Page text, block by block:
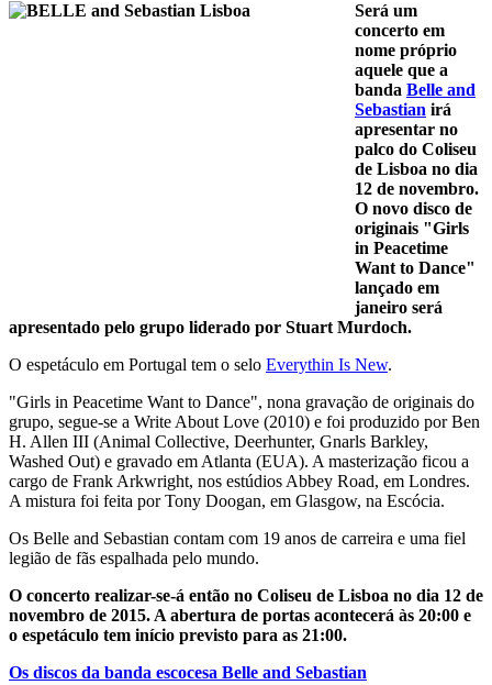
Será um
concerto em
nome próprio
aquele que a
banda Belle and
Sebastian irá
apresentar no
palco do Coliseu
de Lisboa no dia
12 de novembro.
O novo disco de
originais "Girls
in Peacetime
Want to Dance"
lançado em
janeiro será
apresentado pelo grupo liderado por Stuart Murdoch.
O espetáculo em Portugal tem o selo Everythin Is New.
"Girls in Peacetime Want to Dance", nona gravação de originais do
grupo, segue-se a Write About Love (2010) e foi produzido por Ben
H. Allen III (Animal Collective, Deerhunter, Gnarls Barkley,
Washed Out) e gravado em Atlanta (EUA). A masterização ficou a
cargo de Frank Arkwright, nos estúdios Abbey Road, em Londres.
A mistura foi feita por Tony Doogan, em Glasgow, na Escócia.
Os Belle and Sebastian contam com 19 anos de carreira e uma fiel
legião de fãs espalhada pelo mundo.
O concerto realizar-se-á então no Coliseu de Lisboa no dia 12 de
novembro de 2015. A abertura de portas acontecerá às 20:00 e
o espetáculo tem início previsto para as 21:00.
Os discos da banda escocesa Belle and Sebastian